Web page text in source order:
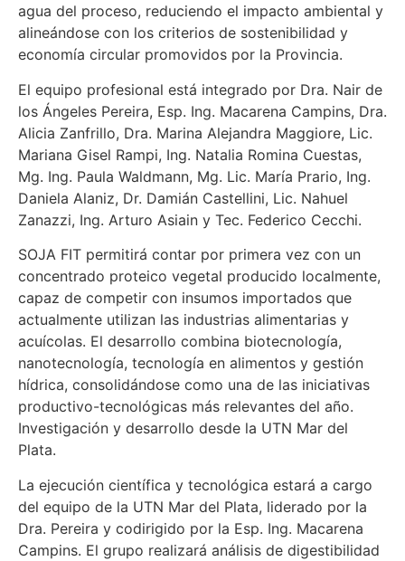
agua del proceso, reduciendo el impacto ambiental y
alineándose con los criterios de sostenibilidad y
economía circular promovidos por la Provincia.
El equipo profesional está integrado por Dra. Nair de
los Ángeles Pereira, Esp. Ing. Macarena Campins, Dra.
Alicia Zanfrillo, Dra. Marina Alejandra Maggiore, Lic.
Mariana Gisel Rampi, Ing. Natalia Romina Cuestas,
Mg. Ing. Paula Waldmann, Mg. Lic. María Prario, Ing.
Daniela Alaniz, Dr. Damián Castellini, Lic. Nahuel
Zanazzi, Ing. Arturo Asiain y Tec. Federico Cecchi.
SOJA FIT permitirá contar por primera vez con un
concentrado proteico vegetal producido localmente,
capaz de competir con insumos importados que
actualmente utilizan las industrias alimentarias y
acuícolas. El desarrollo combina biotecnología,
nanotecnología, tecnología en alimentos y gestión
hídrica, consolidándose como una de las iniciativas
productivo-tecnológicas más relevantes del año.
Investigación y desarrollo desde la UTN Mar del
Plata.
La ejecución científica y tecnológica estará a cargo
del equipo de la UTN Mar del Plata, liderado por la
Dra. Pereira y codirigido por la Esp. Ing. Macarena
Campins. El grupo realizará análisis de digestibilidad